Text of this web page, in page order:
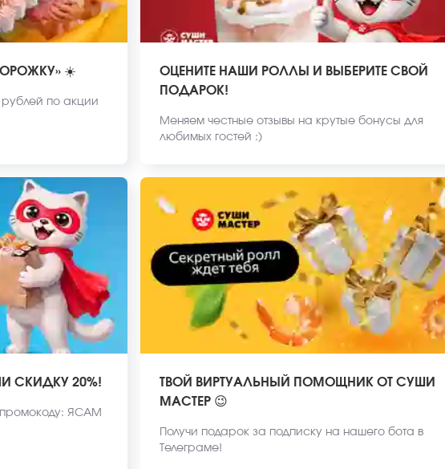
☀️
по акции
ОЦЕНИТЕ НАШИ РОЛЛЫ И ВЫБЕРИТЕ СВОЙ
ПОДАРОК!
Меняем честные отзывы на крутые бонусы для
любимых гостей :)
СКИДКУ 20%!
ЯСАМ
ТВОЙ ВИРТУАЛЬНЫЙ ПОМОЩНИК ОТ СУШИ
МАСТЕР 😉
Получи подарок за подписку на нашего бота в
Телеграме!